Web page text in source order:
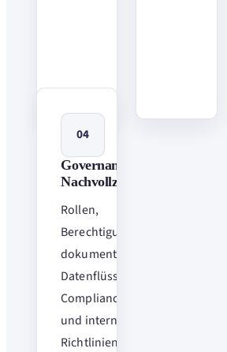
04
Governance und
Nachvollziehbarkeit
Rollen,
Berechtigungen und
dokumentierte
Datenflüsse helfen,
Compliance, Audits
und interne
Richtlinien technisch